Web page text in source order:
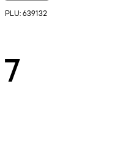
PLU: 639132
7